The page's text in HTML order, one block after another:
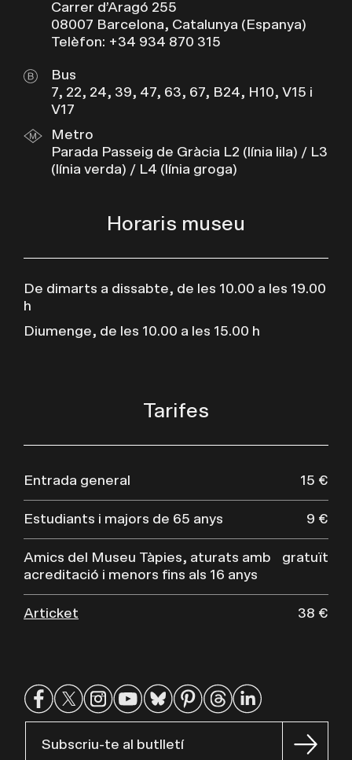
Carrer d’Aragó 255
08007 Barcelona, Catalunya (Espanya)
Telèfon: +34 934 870 315
Bus
7, 22, 24, 39, 47, 63, 67, B24, H10, V15 i
V17
Metro
Parada Passeig de Gràcia L2 (línia lila) / L3
(línia verda) / L4 (línia groga)
Horaris museu
De dimarts a dissabte, de les 10.00 a les 19.00
h
Diumenge, de les 10.00 a les 15.00 h
Tarifes
Entrada general 15 €
Estudiants i majors de 65 anys 9 €
Amics del Museu Tàpies, aturats amb
acreditació i menors fins als 16 anys
gratuït
Articket 38 €
Subscriu-te al butlletí